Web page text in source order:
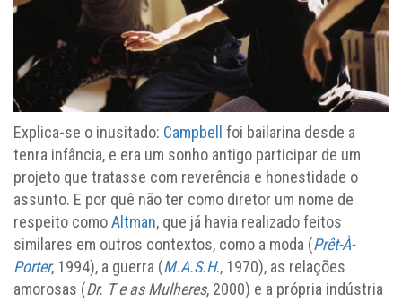
Explica-se o inusitado: Campbell foi bailarina desde a
tenra infância, e era um sonho antigo participar de um
projeto que tratasse com reverência e honestidade o
assunto. E por quê não ter como diretor um nome de
respeito comoAltman, que já havia realizado feitos
similares em outros contextos, como a moda (Prêt-À-
Porter, 1994), a guerra (M.A.S.H., 1970), as relações
amorosas (Dr. T e as Mulheres, 2000) e a própria indústria